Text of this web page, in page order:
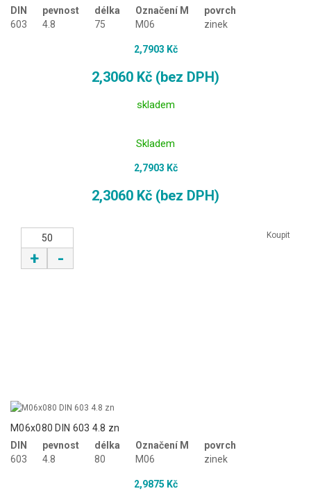
DIN
603
pevnost
4.8
délka
75
Označení M
M06
povrch
zinek
2,7903 Kč
2,3060 Kč (bez DPH)
skladem
Skladem
2,7903 Kč
2,3060 Kč (bez DPH)
+ -
Koupit
M06x080 DIN 603 4.8 zn
DIN
603
pevnost
4.8
délka
80
Označení M
M06
povrch
zinek
2,9875 Kč